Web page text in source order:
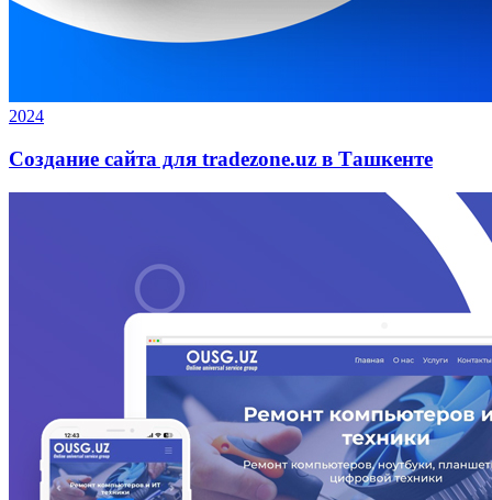
2024
Создание сайта для tradezone.uz в Ташкенте